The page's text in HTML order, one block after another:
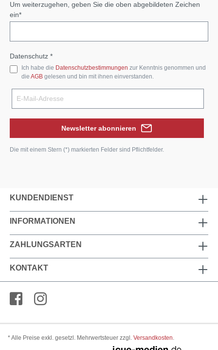
Um weiterzugehen, geben Sie die oben abgebildeten Zeichen
ein*
Datenschutz *
Ich habe die Datenschutzbestimmungen zur Kenntnis genommen und
die AGB gelesen und bin mit ihnen einverstanden.
Newsletter abonnieren
Die mit einem Stern (*) markierten Felder sind Pflichtfelder.
KUNDENDIENST
INFORMATIONEN
ZAHLUNGSARTEN
KONTAKT
* Alle Preise exkl. gesetzl. Mehrwertsteuer zzgl. Versandkosten.